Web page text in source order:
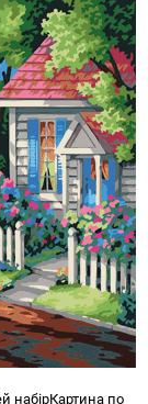
набірКартина по